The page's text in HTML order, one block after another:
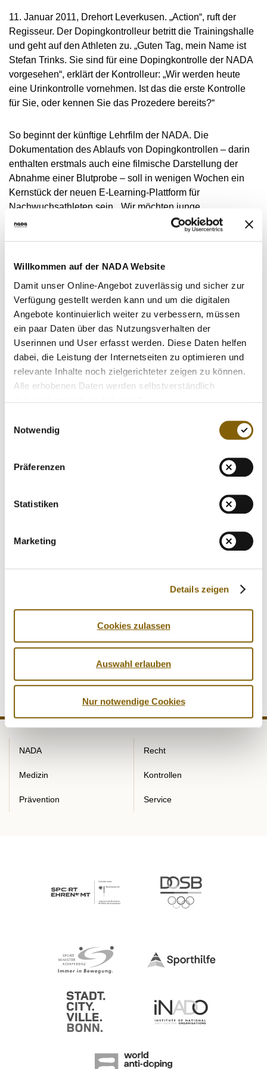
Willkommen auf der NADA Website
Damit unser Online-Angebot zuverlässig und sicher zur
Verfügung gestellt werden kann und um die digitalen
Angebote kontinuierlich weiter zu verbessern, müssen
ein paar Daten über das Nutzungsverhalten der
Userinnen und User erfasst werden. Diese Daten helfen
dabei, die Leistung der Internetseiten zu optimieren und
relevante Inhalte noch zielgerichteter zeigen zu können.
Alle erhobenen Daten werden selbstverständlich
Notwendig
Präferenzen
Statistiken
Marketing
Details zeigen
Cookies zulassen
Auswahl erlauben
Nur notwendige Cookies
VORSTAND
MITARBEITENDE
KOMMISSIONEN
JAHRESBERICHTE
SPRICH'S AN
INTERNE MELDESTELLE
STANDARDS
ANTI-DOPING-GESETZ
SANKTIONEN
ERGEBNISMANAGEMENT
DISZIPLINARVERFAHREN
SPORTGERICHTSBARKEIT
INTELLIGENCE & INVESTIGATIONS
DATENSCHUTZ
JURISTISCHE VORTRÄGE
ÜBERSICHT
ASTHMAMEDIKAMENTE IM SPORT
KORTISON IM SPORT
VERBOTSLISTE
ÜBERSICHT
WICHTIGE ÄNDERUNGEN DER
VERBOTSLISTE 2026
IM KRANKHEITSFALL: MEDIZINISCHE
AUSNAHMEGENEHMIGUNG (TUE)
ÜBERSICHT
REGELUNG FÜR NICHT-TESTPOOL-
REGELUNG FÜR TESTPOOL-ATHLETINNEN
UND -ATHLETEN
DIGITALE BEISPIELLISTE
NADAMED
DOPINGFALLEN
ÜBERSICHT
KONTROLLSYSTEM
ÜBERSICHT
FORSCHUNG
KONTROLLABLAUF
ÜBERSICHT
DOPINGANALYTIK
TRAININGSKONTROLLEN
ÜBERSICHT
RISIKOGRUPPEN
MELDEPFLICHTEN
WETTKAMPFKONTROLLEN
MEDIKATIONSKONTROLLEN BEI PFERDEN
PRÄVENTION
ÜBERSICHT
GEMEINSAM GEGEN DOPING
FORTBILDUNGSANGEBOTE
SERVICE
ÜBERSICHT
NEWS
BLOG
TERMINE
DOWNLOADS
WISSENSCHAFTLICHE PUBLIKATIONEN
WISSENSCENTER
MEDIATHEK
NEWSLETTER
STELLENANGEBOTE
ÜBERSICHT DIGITALES ANGEBOT DER NADA
11. Januar 2011, Drehort Leverkusen. „Action“, ruft der
Regisseur. Der Dopingkontrolleur betritt die Trainingshalle
und geht auf den Athleten zu. „Guten Tag, mein Name ist
Stefan Trinks. Sie sind für eine Dopingkontrolle der NADA
vorgesehen“, erklärt der Kontrolleur: „Wir werden heute
eine Urinkontrolle vornehmen. Ist das die erste Kontrolle
für Sie, oder kennen Sie das Prozedere bereits?“
So beginnt der künftige Lehrfilm der NADA. Die
Dokumentation des Ablaufs von Dopingkontrollen – darin
enthalten erstmals auch eine filmische Darstellung der
Abnahme einer Blutprobe – soll in wenigen Wochen ein
Kernstück der neuen E-Learning-Plattform für
Nachwuchsathleten sein. „Wir möchten junge
Sportlerinnen und Sportler über die Abläufe aufklären und
Ihnen nicht zuletzt auch die Angst vor den Kontrollen
Abteilung Kommunikation und Prävention.
Bei der Filmherstellung arbeitet die NADA mit dem
Erkelenzer Produktionsunternehmen CREAPIXELS und
der Kölner SID-Marketing sowie dem Gilchinger
Dopingkontroll-Dienstleister PWC zusammen. PWC stellte
den „waschechten“ Kontrolleur, als Sportler fungierte ein
Schauspieler.
Länge angesetzten Dokumentationen auch bei den
Präventionsveranstaltungen der NADA sowie in der
Kontrolleursausbildung von PWC eingesetzt werden.
Dopingkontrollen pro Jahr vor. Der neue Film wird
Athlet bei einer Dopingkontrolle beachten muss und
welche Rechte und Pflichten er hat. Dopingkontrollen
unangekündigt stattfinden. Wie auch am Drehort des
Leverkusen und die Bayer AG die NADA-Präventionsarbeit
und damit den Kampf für die sauberen Athletinnen und
Athleten nachhaltig unterstützt.
NADA Recht
Medizin Kontrollen
Prävention Service